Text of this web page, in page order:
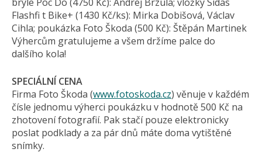
Flashfi t Bike+ (1430 Kč/ks): Mirka Dobišová, Václav
Cihla; poukázka Foto Škoda (500 Kč): Štěpán Martinek
Výhercům gratulujeme a všem držíme palce do
dalšího kola!
SPECIÁLNÍ CENA
Firma Foto Škoda (www.fotoskoda.cz) věnuje v každém
čísle jednomu výherci poukázku v hodnotě 500 Kč na
zhotovení fotografií. Pak stačí pouze elektronicky
poslat podklady a za pár dnů máte doma vytištěné
snímky.